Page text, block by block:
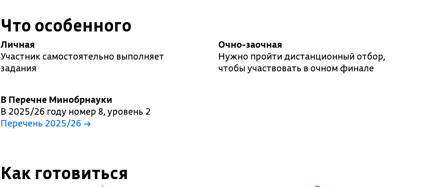
Что особенного
Личная
Участник самостоятельно выполняет
задания
Очно-заочная
Нужно пройти дистанционный отбор,
чтобы участвовать в очном финале
В Перечне Минобрнауки
В 2025/26 году номер 8, уровень 2
Перечень 2025/26 →
Как готовиться